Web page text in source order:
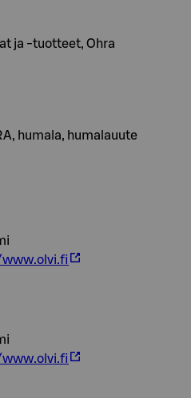
ja -tuotteet, Ohra
humala, humalauute